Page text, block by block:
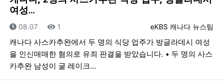
여성…
등록자
eKBS 캐나다 뉴스팀
등록일
08.07 조회
1
캐나다 사스카추완에서 두 명의 식당 업주가 방글라데시 여성
을 인신매매한 혐의로 유죄 판결을 받았습니다. • 두 명의 사스
카추완 남성이 굴 레이크…